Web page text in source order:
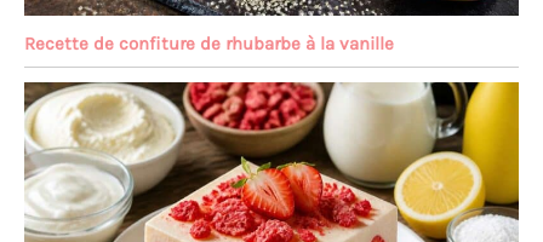
Recette de confiture de rhubarbe à la vanille